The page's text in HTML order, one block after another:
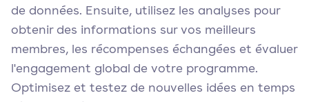
de données. Ensuite, utilisez les analyses pour
obtenir des informations sur vos meilleurs
membres, les récompenses échangées et évaluer
l'engagement global de votre programme.
Optimisez et testez de nouvelles idées en temps